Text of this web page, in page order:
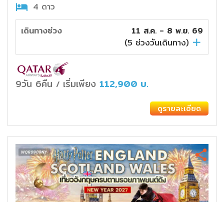
4 ดาว
เดินทางช่วง
11 ส.ค. - 8 พ.ย. 69
(5 ช่วงวันเดินทาง)
9วัน 6คืน / เริ่มเพียง 112,900 บ.
ดูรายละเอียด